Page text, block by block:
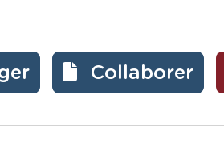
Collaborer